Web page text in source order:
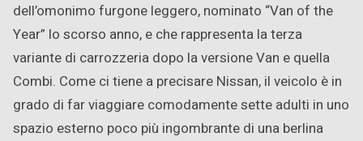
dell’omonimo furgone leggero, nominato “Van of the
Year” lo scorso anno, e che rappresenta la terza
variante di carrozzeria dopo la versione Van e quella
Combi. Come ci tiene a precisare Nissan, il veicolo è in
grado di far viaggiare comodamente sette adulti in uno
spazio esterno poco più ingombrante di una berlina